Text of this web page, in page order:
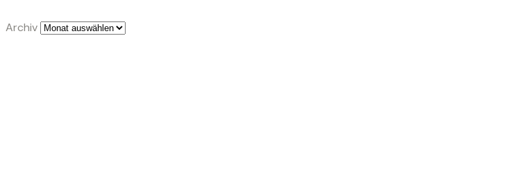
Archiv